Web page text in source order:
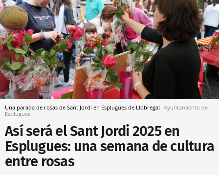
Una parada de rosas de Sant Jordi en Esplugues de Llobregat Ayuntamiento de
Esplugues
Así será el Sant Jordi 2025 en
Esplugues: una semana de cultura
entre rosas